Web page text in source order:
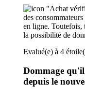
"Achat
des
en ligne. Toutefois,
la possibilité de
Evalué(e) à 4
Dommage
depuis le